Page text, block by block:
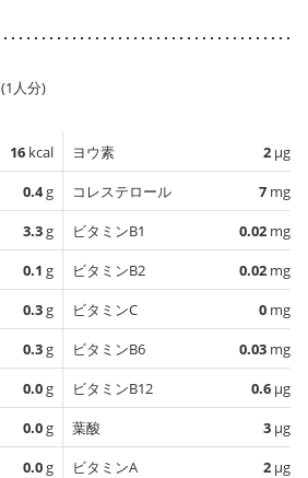
(1人分)
16 kcal
0.4g
3.3g
0.1 g
0.3g
0.3g
0.0g
0.0g
0.0g
ヨウ素 2 µg
コレステロール
7 mg
ビタミンB1
0.02 mg
ビタミンB2
0.02 mg
ビタミンC
0 mg
ビタミンB6
0.03 mg
ビタミンB12
0.6 µg
葉酸
3 µg
ビタミンA
2 µg